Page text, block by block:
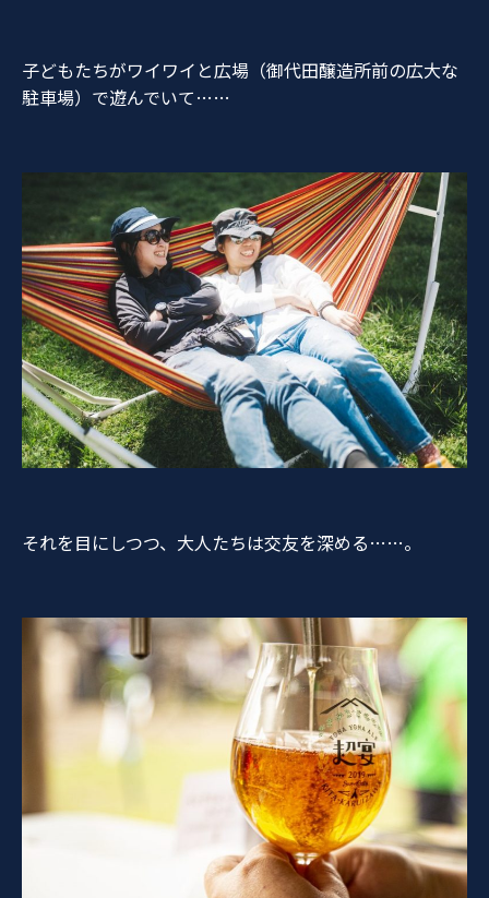
子どもたちがワイワイと広場（御代田醸造所前の広大な
駐車場）で遊んでいて……
それを目にしつつ、大人たちは交友を深める……。